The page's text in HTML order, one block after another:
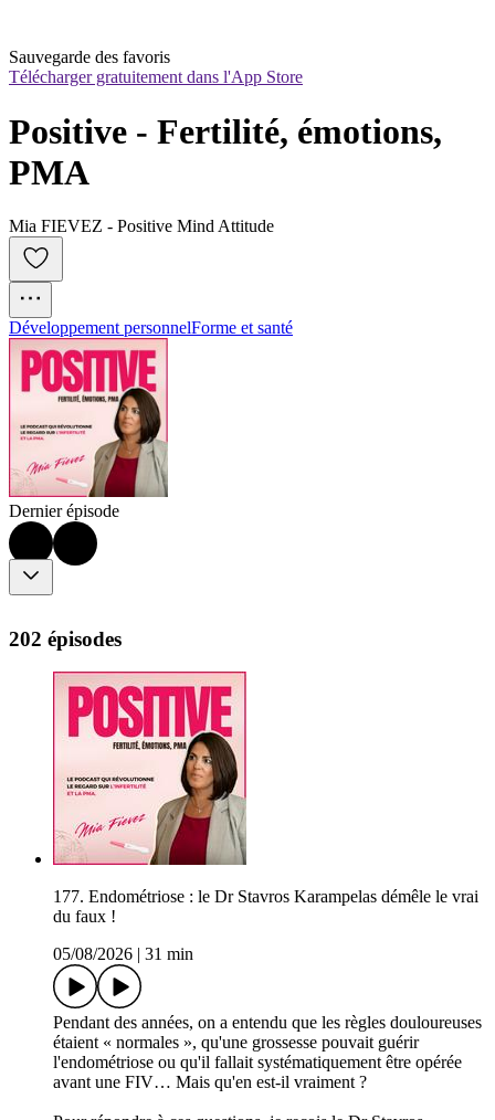
Sauvegarde des favoris
Télécharger gratuitement dans l'App Store
Positive - Fertilité, émotions,
PMA
Mia FIEVEZ - Positive Mind Attitude
Développement personnelForme et santé
Dernier épisode
202 épisodes
177. Endométriose : le Dr Stavros Karampelas démêle le vrai
du faux !
05/08/2026
31 min
Pendant des années, on a entendu que les règles douloureuses
étaient « normales », qu'une grossesse pouvait guérir
l'endométriose ou qu'il fallait systématiquement être opérée
avant une FIV… Mais qu'en est-il vraiment ?